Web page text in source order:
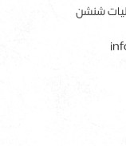
شنشن